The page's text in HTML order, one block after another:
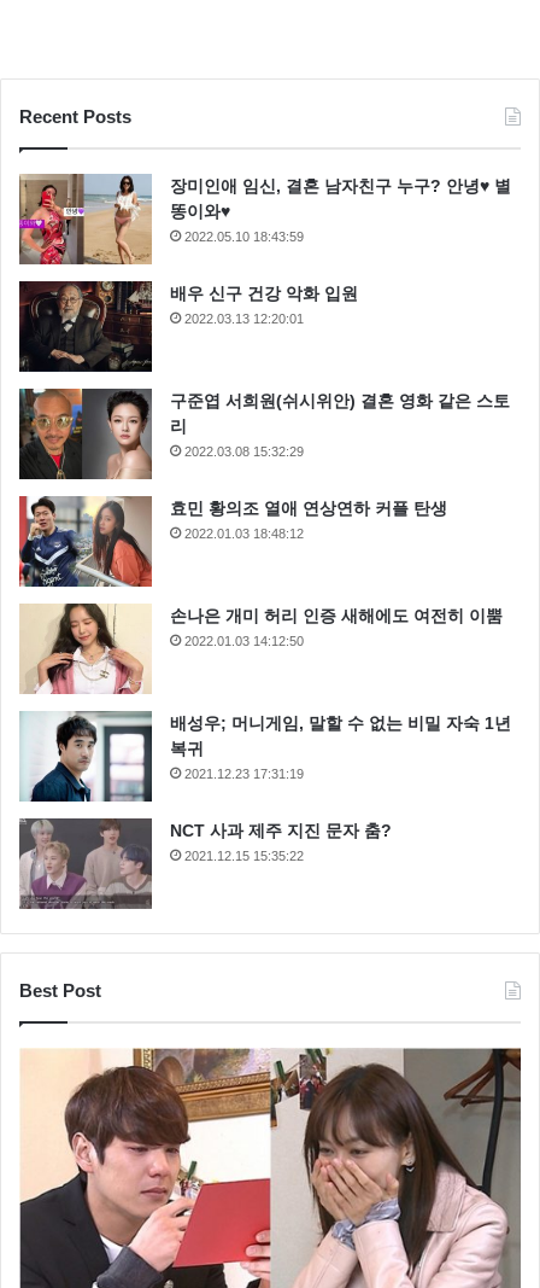
Recent Posts
장미인애 임신, 결혼 남자친구 누구? 안녕♥ 별
똥이와♥
2022.05.10 18:43:59
배우 신구 건강 악화 입원
2022.03.13 12:20:01
구준엽 서희원(쉬시위안) 결혼 영화 같은 스토
리
2022.03.08 15:32:29
효민 황의조 열애 연상연하 커플 탄생
2022.01.03 18:48:12
손나은 개미 허리 인증 새해에도 여전히 이뿜
2022.01.03 14:12:50
배성우; 머니게임, 말할 수 없는 비밀 자숙 1년
복귀
2021.12.23 17:31:19
NCT 사과 제주 지진 문자 춤?
2021.12.15 15:35:22
Best Post